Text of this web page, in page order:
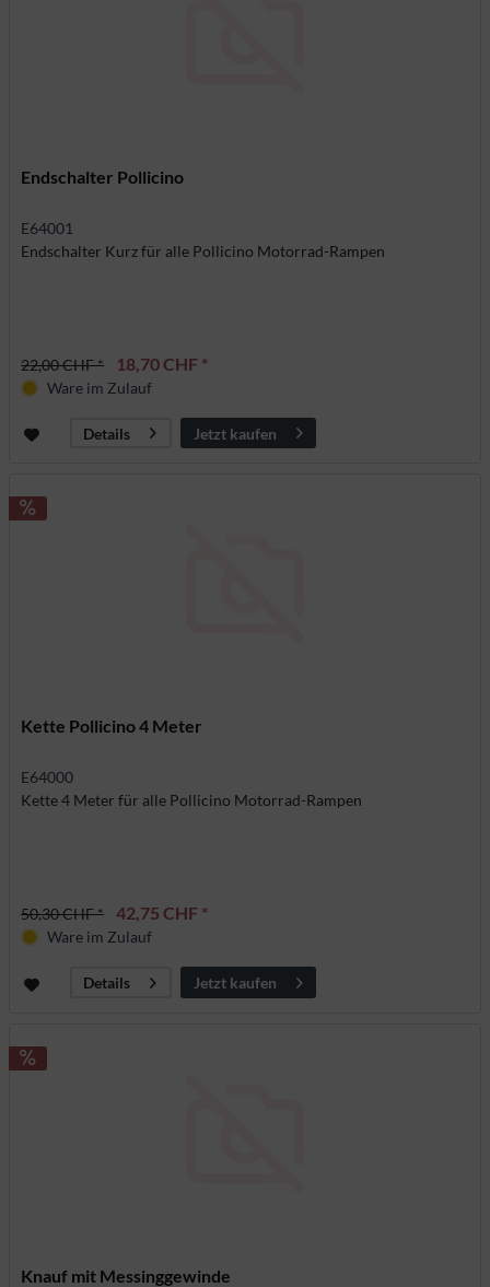
Endschalter Pollicino
E64001
Endschalter Kurz für alle Pollicino Motorrad-Rampen
22,00 CHF * 18,70 CHF *
Ware im Zulauf
Details Jetzt kaufen
Kette Pollicino 4 Meter
E64000
Kette 4 Meter für alle Pollicino Motorrad-Rampen
50,30 CHF * 42,75 CHF *
Ware im Zulauf
Details Jetzt kaufen
Knauf mit Messinggewinde